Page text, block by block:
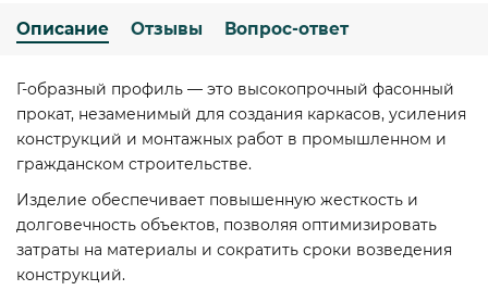
Описание Отзывы Вопрос-ответ
Г-образный профиль — это высокопрочный фасонный
прокат, незаменимый для создания каркасов, усиления
конструкций и монтажных работ в промышленном и
гражданском строительстве.
Изделие обеспечивает повышенную жесткость и
долговечность объектов, позволяя оптимизировать
затраты на материалы и сократить сроки возведения
конструкций.